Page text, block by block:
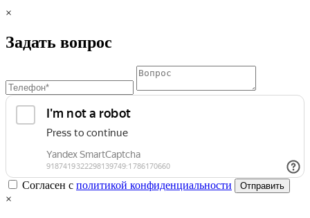
×
Задать вопрос
Согласен с политикой конфиденциальности Отправить
×